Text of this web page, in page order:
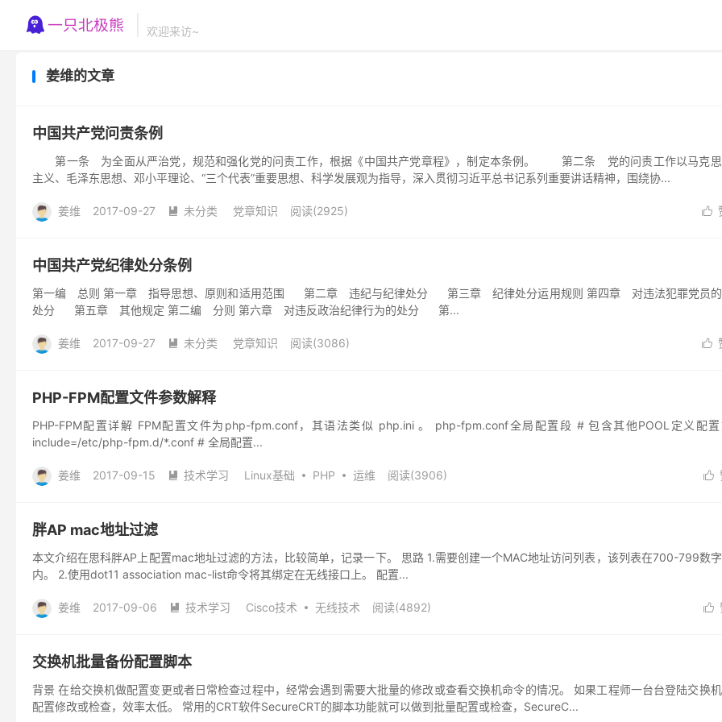
欢迎来访~
姜维的文章
中国共产党问责条例
第一条 为全面从严治党，规范和强化党的问责工作，根据《中国共产党章程》，制定本条例。 第二条 党的问责工作以马克
主义、毛泽东思想、邓小平理论、“三个代表”重要思想、科学发展观为指导，深入贯彻习近平总书记系列重要讲话精神，围绕协...

姜维 2017-09-27  未分类 党章知识 阅读(2925)
中国共产党纪律处分条例
第一编 总则 第一章 指导思想、原则和适用范围 第二章 违纪与纪律处分 第三章 纪律处分运用规则 第四章 对违法犯罪党员的
处分 第五章 其他规定 第二编 分则 第六章 对违反政治纪律行为的处分 第...

姜维 2017-09-27  未分类 党章知识 阅读(3086)
PHP-FPM配置文件参数解释
PHP-FPM配置详解 FPM配置文件为php-fpm.conf，其语法类似 php.ini 。 php-fpm.conf全局配置段 # 包含其他POOL定义配
include=/etc/php-fpm.d/*.conf # 全局配置...

姜维 2017-09-15  技术学习 Linux基础 PHP 运维 阅读(3906)
胖AP mac地址过滤
本文介绍在思科胖AP上配置mac地址过滤的方法，比较简单，记录一下。 思路 1.需要创建一个MAC地址访问列表，该列表在700-799数
内。 2.使用dot11 association mac-list命令将其绑定在无线接口上。 配置...

姜维 2017-09-06  技术学习 Cisco技术 无线技术 阅读(4892)
交换机批量备份配置脚本
背景 在给交换机做配置变更或者日常检查过程中，经常会遇到需要大批量的修改或查看交换机命令的情况。 如果工程师一台台登陆交换
配置修改或检查，效率太低。 常用的CRT软件SecureCRT的脚本功能就可以做到批量配置或检查，SecureC...